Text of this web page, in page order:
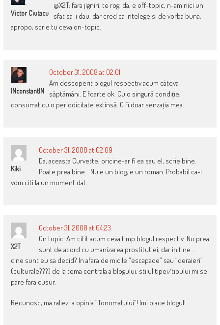
Victor Ciutacu
@X2T: fara jigniri, te rog. da, e off-topic, n-am nici un
sfat sa-i dau, dar cred ca intelege si de vorba buna.
apropo, scrie tu ceva on-topic.
INconstantIN
October 31, 2008 at 02:01
Am descoperit blogul respectiv acum câteva
săptămâni. E foarte ok. Cu o singură condiție,
consumat cu o periodicitate extinsă. O fi doar senzația mea…
Kiki
October 31, 2008 at 02:09
Da, aceasta Curvette, oricine-ar fi ea sau el, scrie bine.
Poate prea bine… Nu e un blog, e un roman. Probabil ca-l
vom citi la un moment dat.
X2T
October 31, 2008 at 04:23
On topic: Am citit acum ceva timp blogul respectiv. Nu prea
sunt de acord cu umanizarea prostitutiei, dar in fine …
cine sunt eu sa decid? In afara de micile “escapade” sau “deraieri”
(culturale???) de la tema centrala a blogului, stilul tipei/tipului mi se
pare fara cusur.
Recunosc, ma raliez la opinia “Tonomatului”! Imi place blogul!